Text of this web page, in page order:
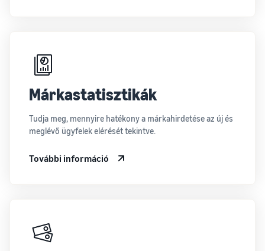
Márkastatisztikák
Tudja meg, mennyire hatékony a márkahirdetése az új és
meglévő ügyfelek elérését tekintve.
További információ